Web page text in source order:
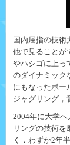
国内屈指の技術
他で見ることが
やハシゴに上っ
のダイナミック
にもなったボー
ジャグリング，
2004年に大学へ
リングの技術を
く．わずか2年